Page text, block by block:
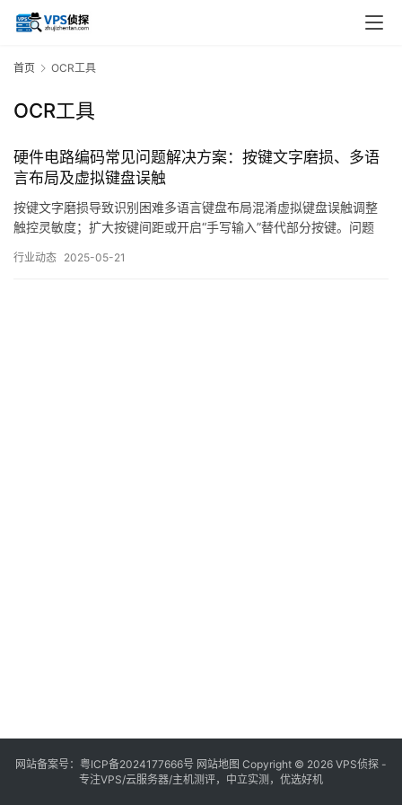
首页 OCR工具
OCR工具
硬件电路编码常见问题解决方案：按键文字磨损、多语
言布局及虚拟键盘误触
按键文字磨损导致识别困难多语言键盘布局混淆虚拟键盘误触调整
触控灵敏度；扩大按键间距或开启“手写输入”替代部分按键。问题
多语言字符库，动态加载对应语言的键盘布局。
行业动态 2025-05-21
网站备案号： 粤ICP备2024177666号 网站地图 Copyright © 2026 VPS侦探 -
专注VPS/云服务器/主机测评，中立实测，优选好机